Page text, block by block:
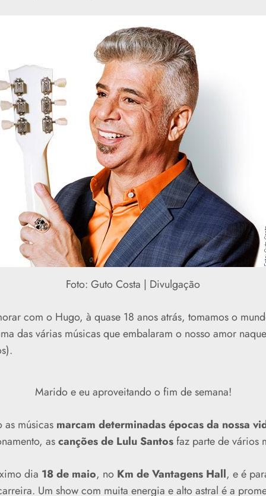
Foto: Guto Costa | Divulgação
com o Hugo, à quase 18 anos atrás, tomamos o
das várias músicas que embalaram o nosso amor
Marido e eu aproveitando o fim de semana!
as músicas marcam determinadas épocas da nossa
ascanções de Lulu Santosfaz parte de vários
dia 18 de maio, no Km de Vantagens Hall, e é
Um show com muita energia e alto astral é a